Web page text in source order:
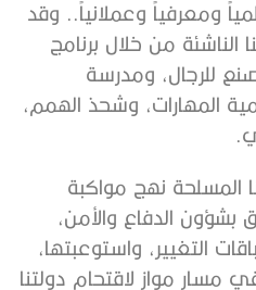
ومعرفياً وعملانياً.. وقد
الناشئة من خلال برنامج
للرجال، ومدرسة
المهارات، وشحذ الهمم،
المسلحة نهج مواكبة
الدفاع والأمن،
التغيير، واستوعبتها،
مسار مواز لاقتحام دولتنا